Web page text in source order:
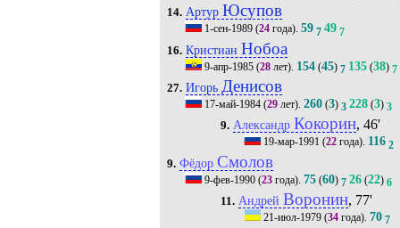
14. Артур Юсупов
1-сен-1989(24года). 59 7 49 7
16. Кристиан Нобоа
9-апр-1985(28лет). 154(45) 7 135(38) 7
27. Игорь Денисов
17-май-1984(29лет). 260(3) 3 228(3) 3
9. Александр Кокорин, 46'
19-мар-1991 (22 года). 116 2
9. Фёдор Смолов
9-фев-1990(23года). 75(60) 7 26(22) 6
11. Андрей Воронин, 77'
21-июл-1979 (34 года).70 7